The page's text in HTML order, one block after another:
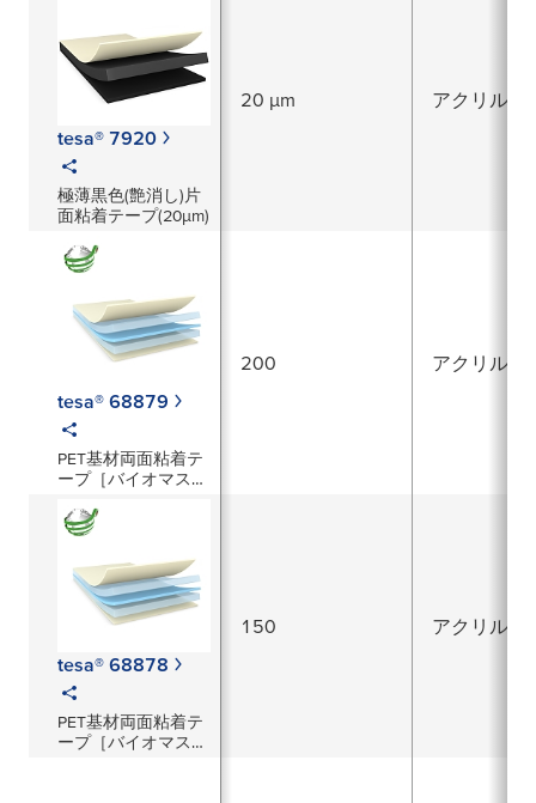
tesa® 7920
極薄黒色(艶消し)片
面粘着テープ(20µm)
20 µm アクリル系
tesa® 68879
PET基材両面粘着テ
ープ［バイオマス由
200µm厚／透明
200 アクリル系
tesa® 68878
PET基材両面粘着テ
ープ［バイオマス由
150 アクリル系